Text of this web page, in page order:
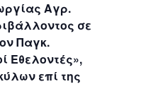
Αγρ.
σε
Παγκ.
Εθελοντές»,
επί της